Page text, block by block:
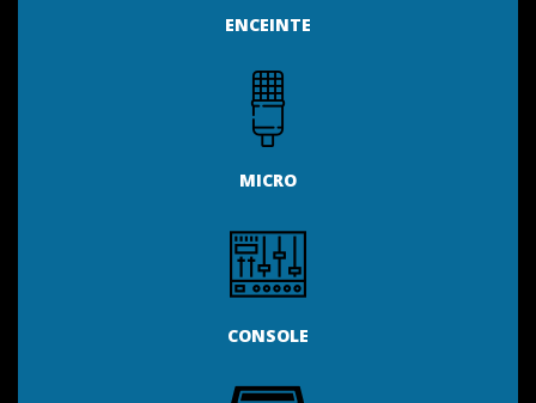
ENCEINTE
MICRO
CONSOLE